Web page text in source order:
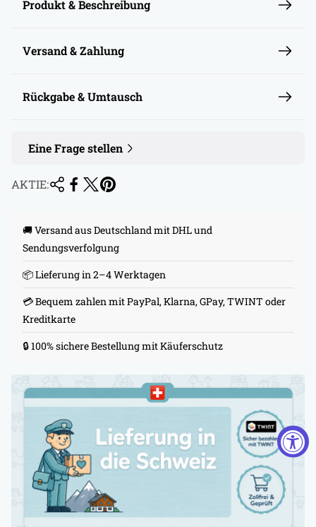
Produkt & Beschreibung
Versand & Zahlung
Rückgabe & Umtausch
Eine Frage stellen
AKTIE:
🚚 Versand aus Deutschland mit DHL und
Sendungsverfolgung
📦 Lieferung in 2–4 Werktagen
💳 Bequem zahlen mit PayPal, Klarna, GPay, TWINT oder
Kreditkarte
🔒 100% sichere Bestellung mit Käuferschutz